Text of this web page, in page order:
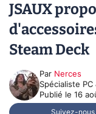
JSAUX
Steam Deck
Par Nerces
Spécialiste PC
Publié le 16
Suivez-nous